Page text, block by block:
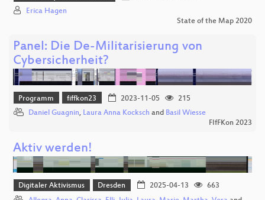
Erica Hagen
State of the Map 2020
Panel: Die De-Militarisierung von
Cybersicherheit?
Programm fiffkon23 2023-11-05
215
Daniel Guagnin, Laura Anna Kocksch and Basil Wiesse
FIfFKon 2023
Aktiv werden!
Digitaler Aktivismus Dresden 2025-04-13
663